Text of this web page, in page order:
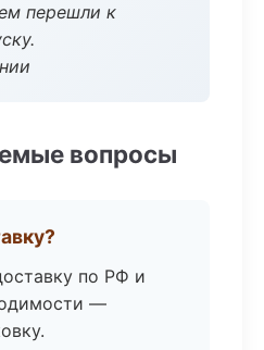
перешли к
вопросы
по РФ и
—